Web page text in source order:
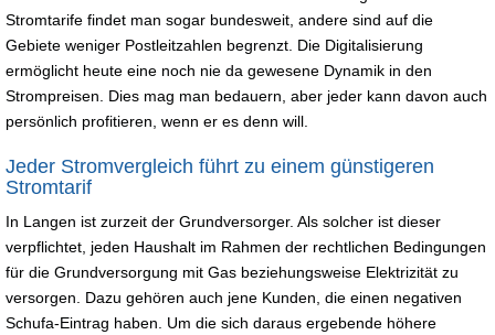
Stromtarife findet man sogar bundesweit, andere sind auf die
Gebiete weniger Postleitzahlen begrenzt. Die Digitalisierung
ermöglicht heute eine noch nie da gewesene Dynamik in den
Strompreisen. Dies mag man bedauern, aber jeder kann davon auch
persönlich profitieren, wenn er es denn will.
Jeder Stromvergleich führt zu einem günstigeren
Stromtarif
In Langen ist zurzeit der Grundversorger. Als solcher ist dieser
verpflichtet, jeden Haushalt im Rahmen der rechtlichen Bedingungen
für die Grundversorgung mit Gas beziehungsweise Elektrizität zu
versorgen. Dazu gehören auch jene Kunden, die einen negativen
Schufa-Eintrag haben. Um die sich daraus ergebende höhere